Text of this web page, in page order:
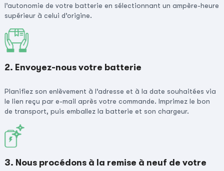
l’autonomie de votre batterie en sélectionnant un ampère-heure
supérieur à celui d’origine.
2. Envoyez-nous votre batterie
Planifiez son enlèvement à l’adresse et à la date souhaitées via
le lien reçu par e-mail après votre commande. Imprimez le bon
de transport, puis emballez la batterie et son chargeur.
3. Nous procédons à la remise à neuf de votre